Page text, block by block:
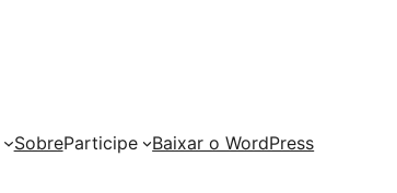
SobreParticipe
Baixar o WordPress